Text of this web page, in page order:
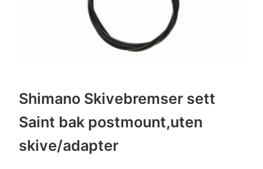
Shimano Skivebremser sett
Saint bak postmount,uten
skive/adapter